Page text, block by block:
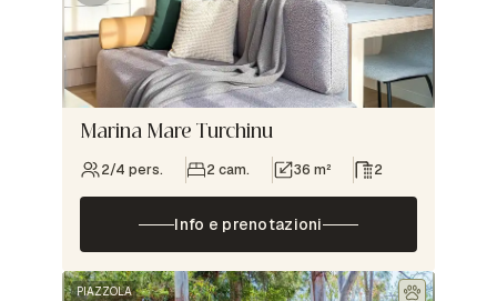
Marina Mare Turchinu
2/4 pers. 2 cam. 36 m² 2
Info e prenotazioni
PIAZZOLA